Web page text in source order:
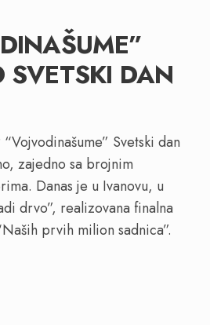
SVETSKI DAN
Svetski dan
zajedno sa brojnim
Danas je u Ivanovu, u
drvo”, realizovana finalna
prvih milion sadnica”.